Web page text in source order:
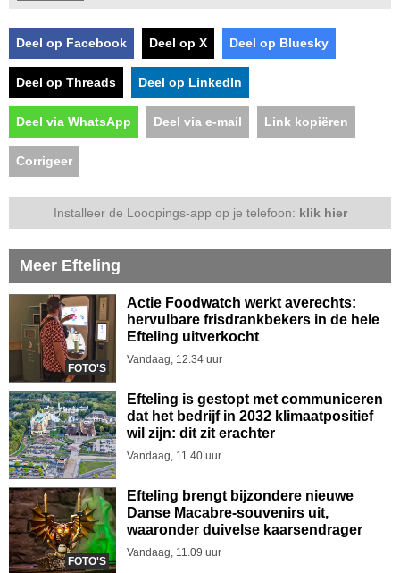
Deel op Facebook Deel op X Deel op Bluesky
Deel op Threads Deel op LinkedIn
Deel via WhatsApp Deel via e-mail Link kopiëren
Corrigeer
Installeer de Looopings-app op je telefoon: klik hier
Meer Efteling
FOTO'S
Actie Foodwatch werkt averechts:
hervulbare frisdrankbekers in de hele
Efteling uitverkocht
Vandaag, 12.34 uur
Efteling is gestopt met communiceren
dat het bedrijf in 2032 klimaatpositief
wil zijn: dit zit erachter
Vandaag, 11.40 uur
FOTO'S
Efteling brengt bijzondere nieuwe
Danse Macabre-souvenirs uit,
waaronder duivelse kaarsendrager
Vandaag, 11.09 uur